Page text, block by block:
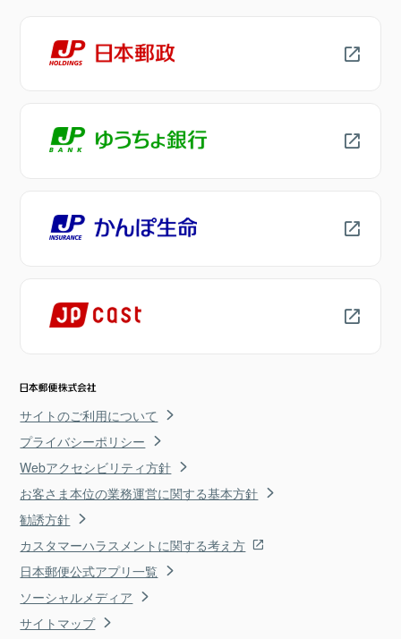
サイトのご利用について
プライバシーポリシー
Webアクセシビリティ方針
お客さま本位の業務運営に関する基本方針
勧誘方針
カスタマーハラスメントに関する考え方
日本郵便公式アプリ一覧
ソーシャルメディア
サイトマップ